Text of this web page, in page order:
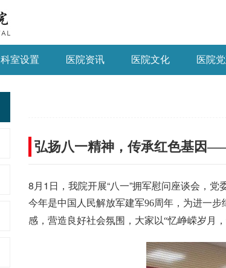
科室设置 医院资讯 医院文化 医院
弘扬八一精神，传承红色基因
8月1日，我院开展“八一”拥军慰问座谈会，
今年是中国人民解放军建军96周年，为进一
感，营造良好社会氛围，大家以“忆峥嵘岁月